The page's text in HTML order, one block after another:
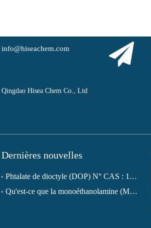
info@hiseachem.com
Qingdao Hisea Chem Co., Ltd
Dernières nouvelles
Phtalate de dioctyle (DOP) N° CAS : 117-81-7
Qu'est-ce que la monoéthanolamine (MEA) ?